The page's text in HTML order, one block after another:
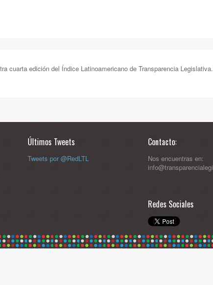
cuarta edición del Índice Latinoamericano de Transparencia
Últimos Tweets
Tweets por @RedLTL
Contacto:
Nos encuentras en:
Redes Sociales